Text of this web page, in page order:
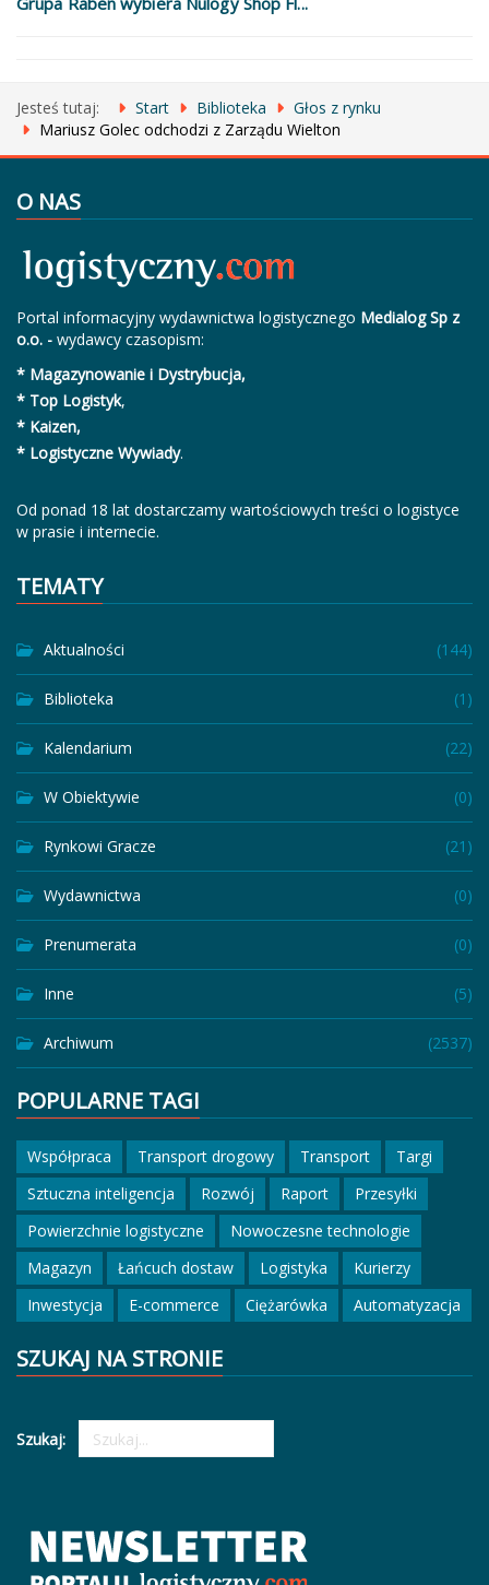
Jesteś tutaj: Start Biblioteka
Głos z rynku
Mariusz Golec odchodzi z Zarządu Wielton
O NAS
Portal informacyjny wydawnictwa logistycznego Medialog Sp z
o.o. - wydawcy czasopism:
* Magazynowanie i Dystrybucja,
* Top Logistyk,
* Kaizen,
* Logistyczne Wywiady.
Od ponad 18 lat dostarczamy wartościowych treści o logistyce
w prasie i internecie.
TEMATY
Aktualności (144)
Biblioteka (1)
Kalendarium (22)
W Obiektywie (0)
Rynkowi Gracze (21)
Wydawnictwa (0)
Prenumerata (0)
Inne (5)
Archiwum (2537)
POPULARNE TAGI
Współpraca Transport drogowy Transport
Targi
Sztuczna inteligencja
Rozwój Raport
Przesyłki
Powierzchnie logistyczne
Nowoczesne technologie
Magazyn
Łańcuch dostaw Logistyka
Kurierzy
Inwestycja
E-commerce Ciężarówka Automatyzacja
SZUKAJ NA STRONIE
Szukaj: